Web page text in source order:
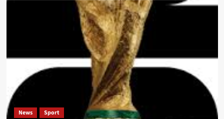
News Sport